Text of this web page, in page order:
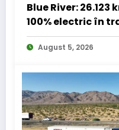
Blue River: 26.123
100% electric în
internațional
August 5, 2026